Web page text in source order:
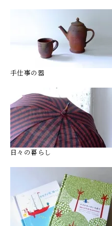
手仕事の器
日々の暮らし